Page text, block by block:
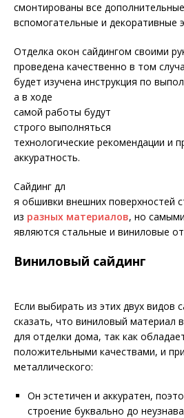
смонтированы все
вспомогательные и декоративные
Отделка окон сайдингом своими
проведена качественно в том
будет изучена инструкция по
а в ходе
самой работы будут
строго выполняться
технологические рекомендации и
аккуратность.
Сайдинг дл
я обшивки внешних поверхностей
из разных материалов, но
являются стальные и виниловые
Виниловый сайдинг
Если выбирать из этих двух видов
сказать, что виниловый материал
для отделки дома, так как
положительными качествами, и
металлического:
Он эстетичен и аккуратен,
строение буквально до